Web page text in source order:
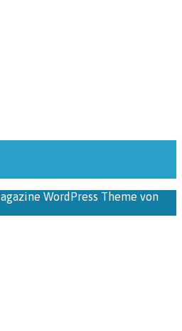
WordPress Theme von